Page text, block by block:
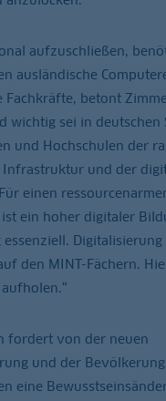
aufzuschließen,
ausländische
Fachkräfte, betont
wichtig sei in deutschen
und Hochschulen der
Infrastruktur und der
einen
ist ein hoher digitaler
Digitalisierung
den MINT-Fächern.
fordert von der neuen
und der Bevölkerung
eine